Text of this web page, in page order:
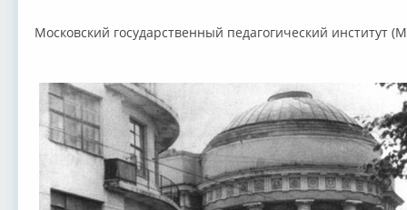
Московский государственный педагогический институт